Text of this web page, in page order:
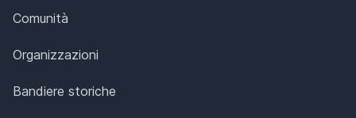
Comunità
Organizzazioni
Bandiere storiche